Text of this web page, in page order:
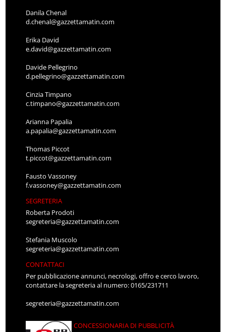
Danila Chenal
d.chenal@gazzettamatin.com
Erika David
e.david@gazzettamatin.com
Davide Pellegrino
d.pellegrino@gazzettamatin.com
Cinzia Timpano
c.timpano@gazzettamatin.com
Arianna Papalia
a.papalia@gazzettamatin.com
Thomas Piccot
t.piccot@gazzettamatin.com
Fausto Vassoney
f.vassoney@gazzettamatin.com
SEGRETERIA
Roberta Prodoti
segreteria@gazzettamatin.com
Stefania Muscolo
segreteria@gazzettamatin.com
CONTATTACI
Per pubblicazione annunci, necrologi, offro e cerco lavoro,
contattare la segreteria al numero: 0165/231711
segreteria@gazzettamatin.com
CONCESSIONARIA DI PUBBLICITÀ